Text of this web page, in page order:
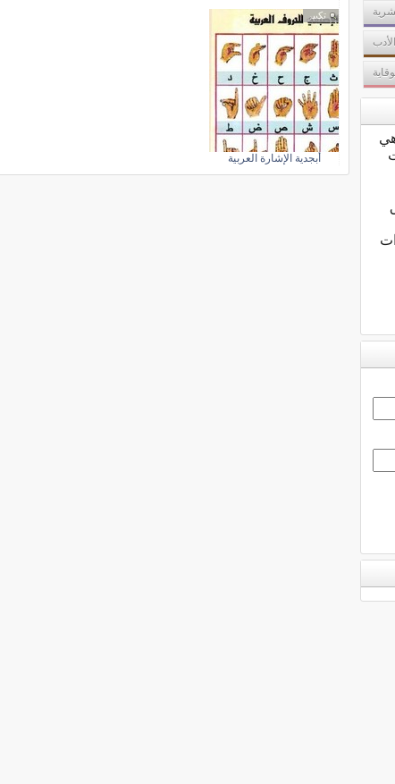
تكبير
أبجدية الإشارة العربية